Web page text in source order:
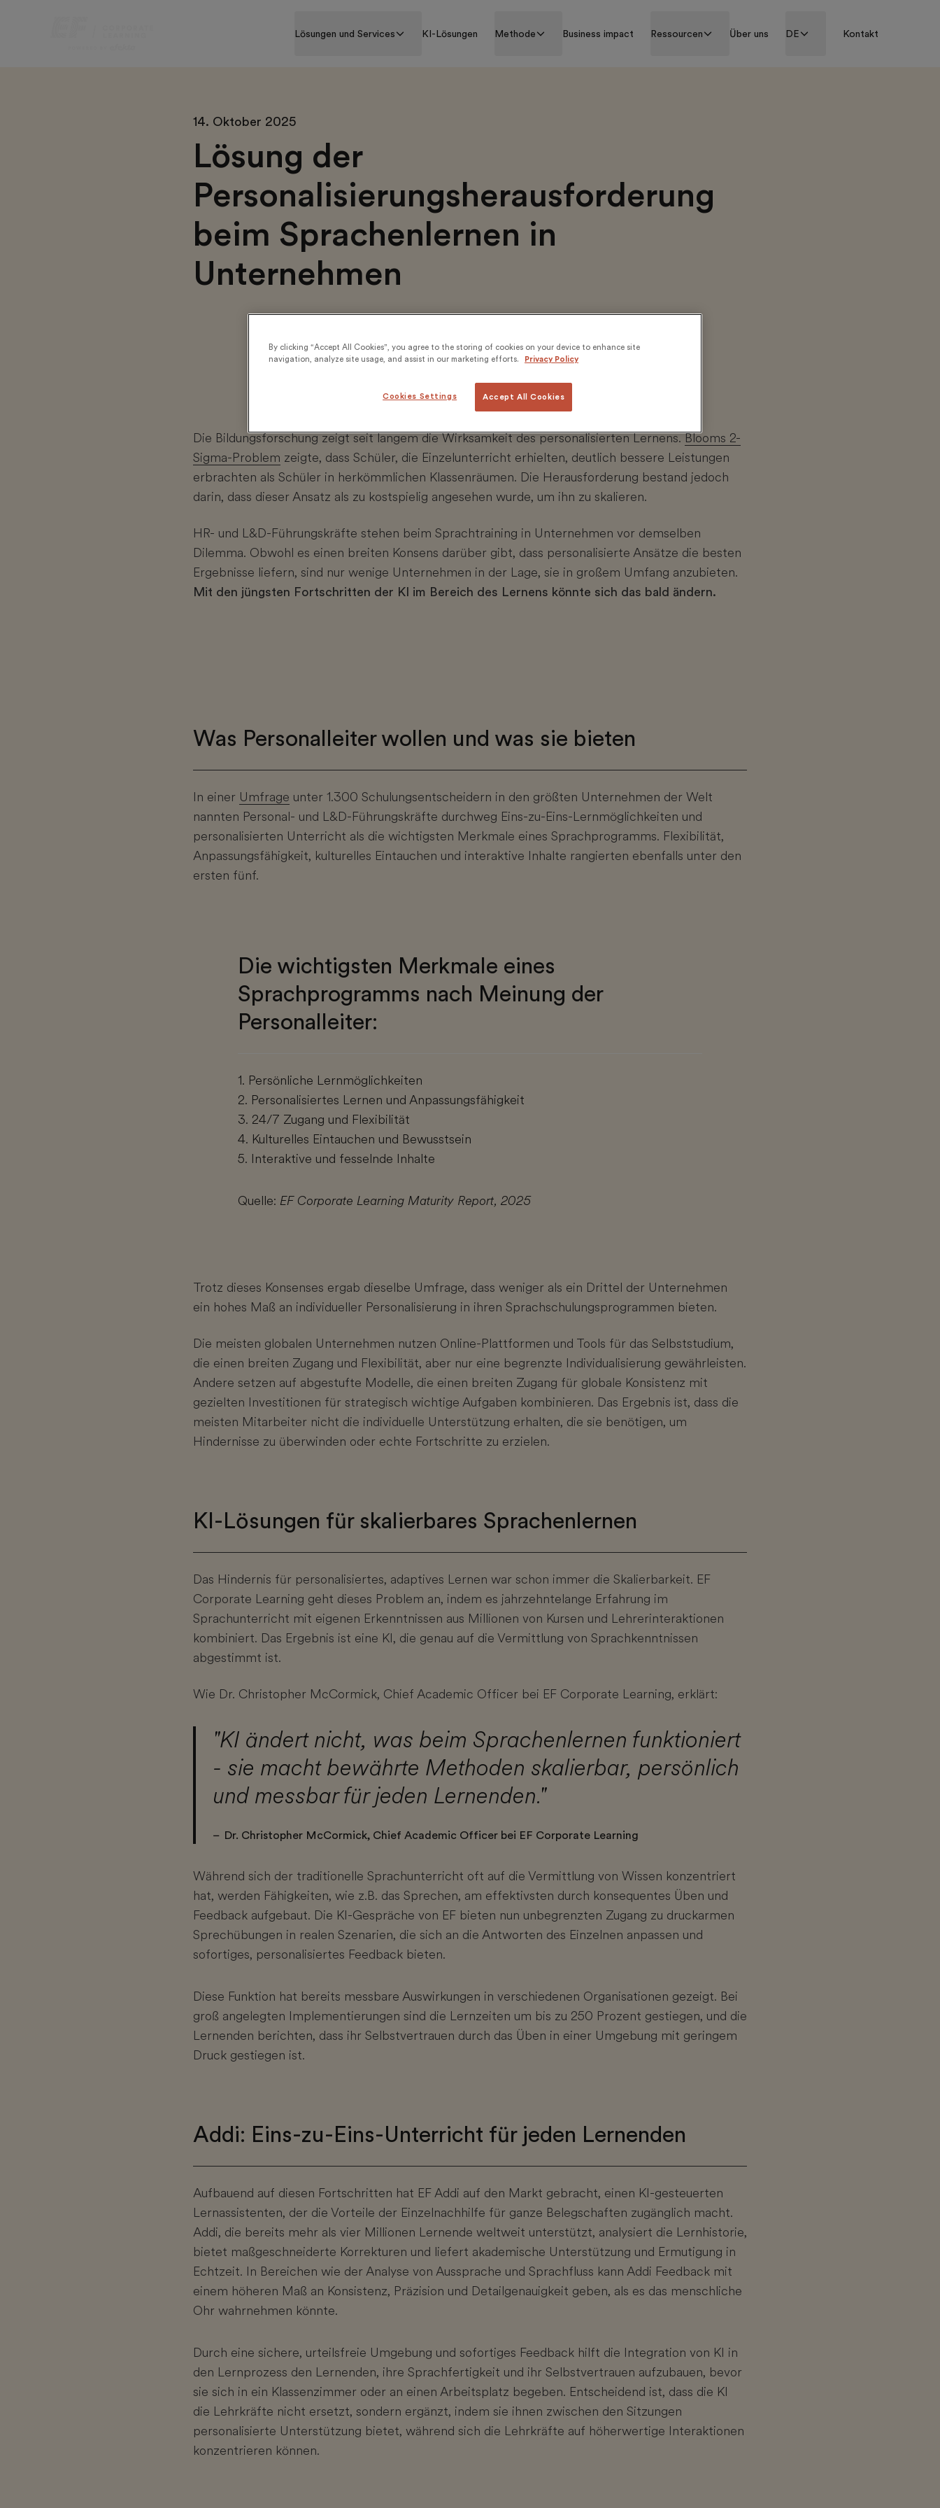
Lösungen und Services KI-Lösungen Methode Business impact Ressourcen Über uns DE Kontakt
14. Oktober 2025
Lösung der
Personalisierungsherausforderung
beim Sprachenlernen in
Unternehmen
Die Bildungsforschung zeigt seit langem die Wirksamkeit des personalisierten Lernens. Blooms 2-
Sigma-Problem zeigte, dass Schüler, die Einzelunterricht erhielten, deutlich bessere Leistungen
erbrachten als Schüler in herkömmlichen Klassenräumen. Die Herausforderung bestand jedoch
darin, dass dieser Ansatz als zu kostspielig angesehen wurde, um ihn zu skalieren.
HR- und L&D-Führungskräfte stehen beim Sprachtraining in Unternehmen vor demselben
Dilemma. Obwohl es einen breiten Konsens darüber gibt, dass personalisierte Ansätze die besten
Ergebnisse liefern, sind nur wenige Unternehmen in der Lage, sie in großem Umfang anzubieten.
Mit den jüngsten Fortschritten der KI im Bereich des Lernens könnte sich das bald ändern.
Was Personalleiter wollen und was sie bieten
In einer Umfrage unter 1.300 Schulungsentscheidern in den größten Unternehmen der Welt
nannten Personal- und L&D-Führungskräfte durchweg Eins-zu-Eins-Lernmöglichkeiten und
personalisierten Unterricht als die wichtigsten Merkmale eines Sprachprogramms. Flexibilität,
Anpassungsfähigkeit, kulturelles Eintauchen und interaktive Inhalte rangierten ebenfalls unter den
ersten fünf.
Die wichtigsten Merkmale eines
Sprachprogramms nach Meinung der
Personalleiter:
1. Persönliche Lernmöglichkeiten
2. Personalisiertes Lernen und Anpassungsfähigkeit
3. 24/7 Zugang und Flexibilität
4. Kulturelles Eintauchen und Bewusstsein
5. Interaktive und fesselnde Inhalte
Quelle: EF Corporate Learning Maturity Report, 2025
Trotz dieses Konsenses ergab dieselbe Umfrage, dass weniger als ein Drittel der Unternehmen
ein hohes Maß an individueller Personalisierung in ihren Sprachschulungsprogrammen bieten.
Die meisten globalen Unternehmen nutzen Online-Plattformen und Tools für das Selbststudium,
die einen breiten Zugang und Flexibilität, aber nur eine begrenzte Individualisierung gewährleisten.
Andere setzen auf abgestufte Modelle, die einen breiten Zugang für globale Konsistenz mit
gezielten Investitionen für strategisch wichtige Aufgaben kombinieren. Das Ergebnis ist, dass die
meisten Mitarbeiter nicht die individuelle Unterstützung erhalten, die sie benötigen, um
Hindernisse zu überwinden oder echte Fortschritte zu erzielen.
KI-Lösungen für skalierbares Sprachenlernen
Das Hindernis für personalisiertes, adaptives Lernen war schon immer die Skalierbarkeit. EF
Corporate Learning geht dieses Problem an, indem es jahrzehntelange Erfahrung im
Sprachunterricht mit eigenen Erkenntnissen aus Millionen von Kursen und Lehrerinteraktionen
kombiniert. Das Ergebnis ist eine KI, die genau auf die Vermittlung von Sprachkenntnissen
abgestimmt ist.
Wie Dr. Christopher McCormick, Chief Academic Officer bei EF Corporate Learning, erklärt:
"KI ändert nicht, was beim Sprachenlernen funktioniert
- sie macht bewährte Methoden skalierbar, persönlich
und messbar für jeden Lernenden."
– Dr. Christopher McCormick, Chief Academic Officer bei EF Corporate Learning
Während sich der traditionelle Sprachunterricht oft auf die Vermittlung von Wissen konzentriert
hat, werden Fähigkeiten, wie z.B. das Sprechen, am effektivsten durch konsequentes Üben und
Feedback aufgebaut. Die KI-Gespräche von EF bieten nun unbegrenzten Zugang zu druckarmen
Sprechübungen in realen Szenarien, die sich an die Antworten des Einzelnen anpassen und
sofortiges, personalisiertes Feedback bieten.
Diese Funktion hat bereits messbare Auswirkungen in verschiedenen Organisationen gezeigt. Bei
groß angelegten Implementierungen sind die Lernzeiten um bis zu 250 Prozent gestiegen, und die
Lernenden berichten, dass ihr Selbstvertrauen durch das Üben in einer Umgebung mit geringem
Druck gestiegen ist.
Addi: Eins-zu-Eins-Unterricht für jeden Lernenden
Aufbauend auf diesen Fortschritten hat EF Addi auf den Markt gebracht, einen KI-gesteuerten
Lernassistenten, der die Vorteile der Einzelnachhilfe für ganze Belegschaften zugänglich macht.
Addi, die bereits mehr als vier Millionen Lernende weltweit unterstützt, analysiert die Lernhistorie,
bietet maßgeschneiderte Korrekturen und liefert akademische Unterstützung und Ermutigung in
Echtzeit. In Bereichen wie der Analyse von Aussprache und Sprachfluss kann Addi Feedback mit
einem höheren Maß an Konsistenz, Präzision und Detailgenauigkeit geben, als es das menschliche
Ohr wahrnehmen könnte.
Durch eine sichere, urteilsfreie Umgebung und sofortiges Feedback hilft die Integration von KI in
den Lernprozess den Lernenden, ihre Sprachfertigkeit und ihr Selbstvertrauen aufzubauen, bevor
sie sich in ein Klassenzimmer oder an einen Arbeitsplatz begeben. Entscheidend ist, dass die KI
die Lehrkräfte nicht ersetzt, sondern ergänzt, indem sie ihnen zwischen den Sitzungen
personalisierte Unterstützung bietet, während sich die Lehrkräfte auf höherwertige Interaktionen
konzentrieren können.
By clicking “Accept All Cookies”, you agree to the storing of cookies on your device to enhance site
navigation, analyze site usage, and assist in our marketing efforts.
Privacy Policy
Accept All Cookies
Cookies Settings